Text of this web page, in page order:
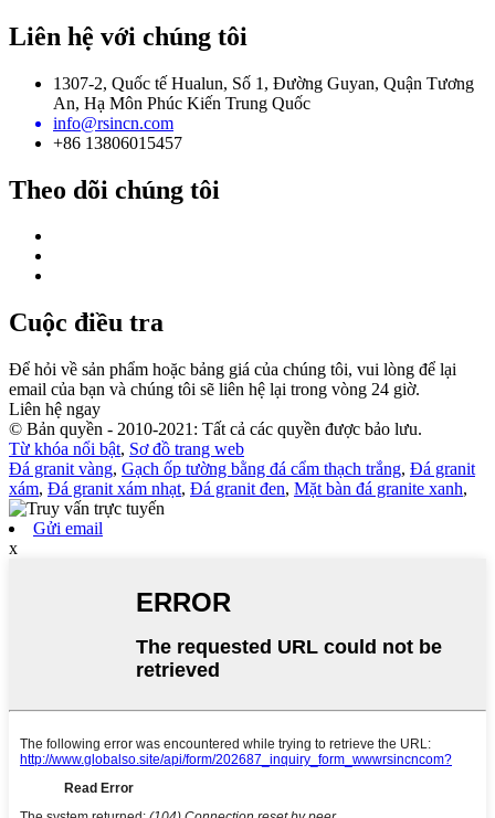
Liên hệ với chúng tôi
1307-2, Quốc tế Hualun, Số 1, Đường Guyan, Quận Tương
An, Hạ Môn Phúc Kiến Trung Quốc
info@rsincn.com
+86 13806015457
Theo dõi chúng tôi
Cuộc điều tra
Để hỏi về sản phẩm hoặc bảng giá của chúng tôi, vui lòng để lại
email của bạn và chúng tôi sẽ liên hệ lại trong vòng 24 giờ.
Liên hệ ngay
© Bản quyền - 2010-2021: Tất cả các quyền được bảo lưu.
Từ khóa nổi bật, Sơ đồ trang web
Đá granit vàng, Gạch ốp tường bằng đá cẩm thạch trắng, Đá granit
xám, Đá granit xám nhạt, Đá granit đen, Mặt bàn đá granite xanh,
Gửi email
x